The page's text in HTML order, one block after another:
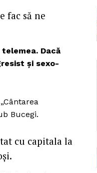
fac să ne
Dacă
și sexo-
Bucegi.
cu capitala la